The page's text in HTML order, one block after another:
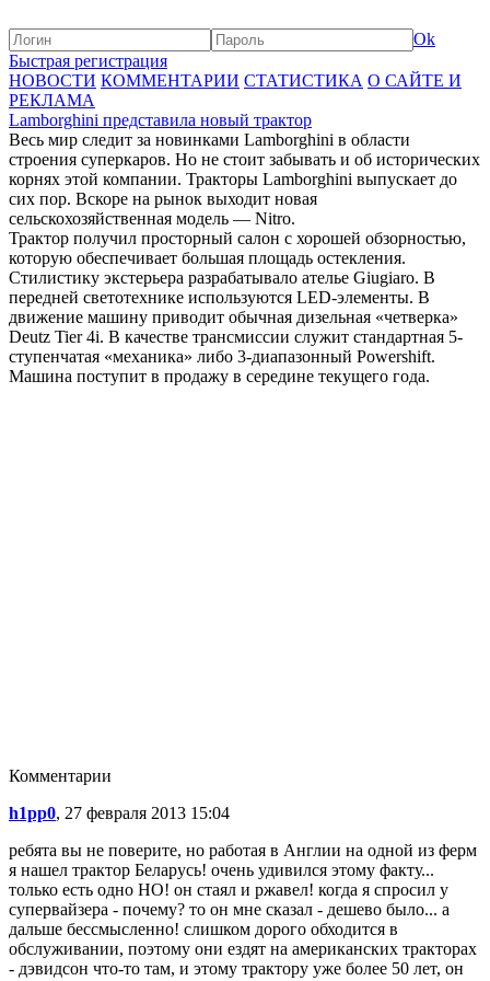
Ok
Быстрая регистрация
НОВОСТИ КОММЕНТАРИИ СТАТИСТИКА О САЙТЕ И
РЕКЛАМА
Lamborghini представила новый трактор
Весь мир следит за новинками Lamborghini в области
строения суперкаров. Но не стоит забывать и об исторических
корнях этой компании. Тракторы Lamborghini выпускает до
сих пор. Вскоре на рынок выходит новая
сельскохозяйственная модель — Nitro.
Трактор получил просторный салон с хорошей обзорностью,
которую обеспечивает большая площадь остекления.
Стилистику экстерьера разрабатывало ателье Giugiaro. В
передней светотехнике используются LED-элементы. В
движение машину приводит обычная дизельная «четверка»
Deutz Tier 4i. В качестве трансмиссии служит стандартная 5-
ступенчатая «механика» либо 3-диапазонный Powershift.
Машина поступит в продажу в середине текущего года.
Комментарии
h1pp0, 27 февраля 2013 15:04
ребята вы не поверите, но работая в Англии на одной из ферм
я нашел трактор Беларусь! очень удивился этому факту...
только есть одно НО! он стаял и ржавел! когда я спросил у
супервайзера - почему? то он мне сказал - дешево было... а
дальше бессмысленно! слишком дорого обходится в
обслуживании, поэтому они ездят на американских тракторах
- дэвидсон что-то там, и этому трактору уже более 50 лет, он